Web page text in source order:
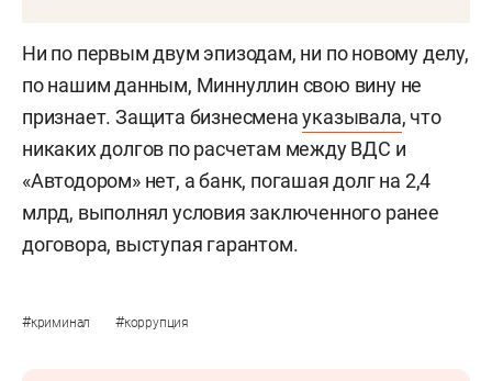
Ни по первым двум эпизодам, ни по новому делу,
по нашим данным, Миннуллин свою вину не
признает. Защита бизнесменауказывала, что
никаких долгов по расчетам между ВДС и
«Автодором» нет, а банк, погашая долг на 2,4
млрд, выполнял условия заключенного ранее
договора, выступая гарантом.
#криминал #коррупция